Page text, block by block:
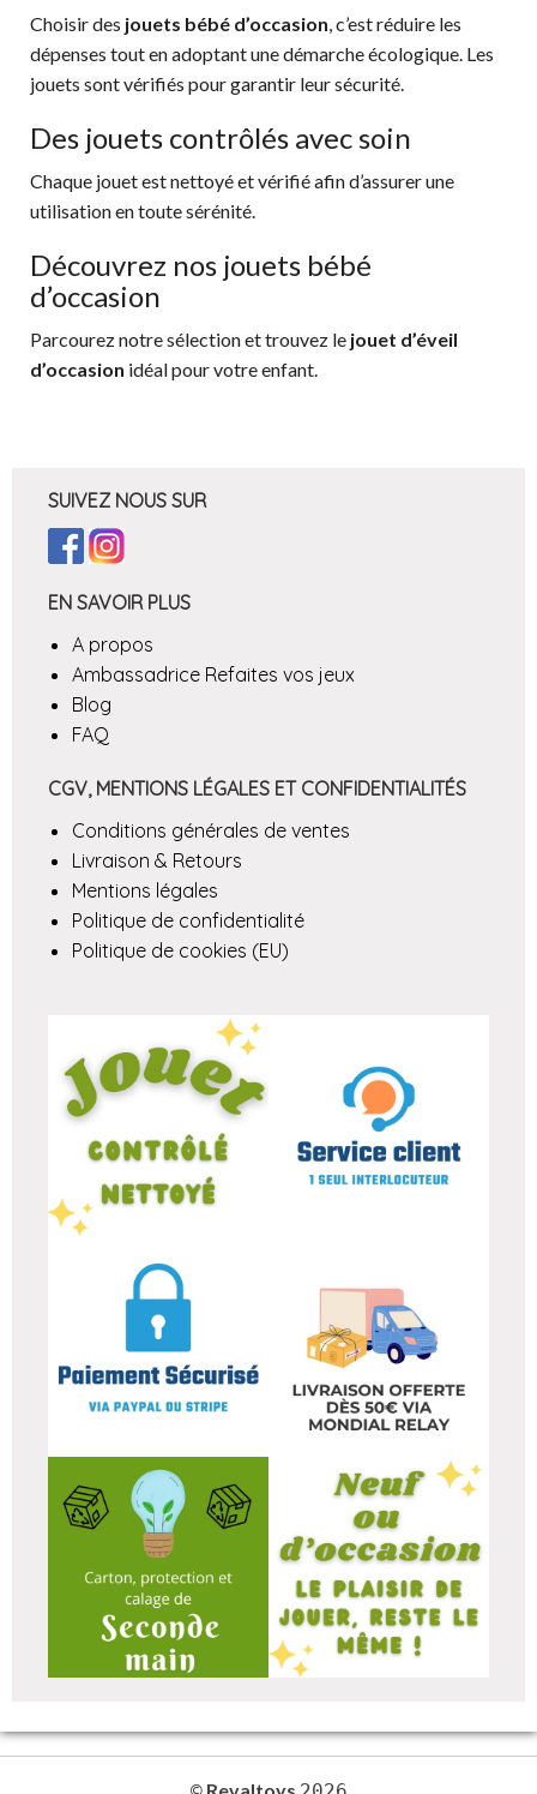
Choisir des jouets bébé d’occasion, c’est réduire les
dépenses tout en adoptant une démarche écologique. Les
jouets sont vérifiés pour garantir leur sécurité.
Des jouets contrôlés avec soin
Chaque jouet est nettoyé et vérifié afin d’assurer une
utilisation en toute sérénité.
Découvrez nos jouets bébé
d’occasion
Parcourez notre sélection et trouvez le jouet d’éveil
d’occasion idéal pour votre enfant.
SUIVEZ NOUS SUR
EN SAVOIR PLUS
A propos
Ambassadrice Refaites vos jeux
Blog
FAQ
CGV, MENTIONS LÉGALES ET CONFIDENTIALITÉS
Conditions générales de ventes
Livraison & Retours
Mentions légales
Politique de confidentialité
Politique de cookies (EU)